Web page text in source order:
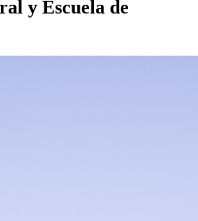
y Escuela de